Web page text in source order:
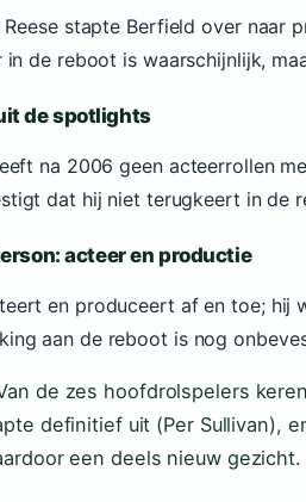
stapte Berfield over naar
in de reboot is waarschijnlijk,
de spotlights
na 2006 geen acteerrollen
dat hij niet terugkeert in de
acteer en productie
en produceert af en toe; hij
aan de reboot is nog
de zes hoofdrolspelers
definitief uit (Per Sullivan),
een deels nieuw gezicht.